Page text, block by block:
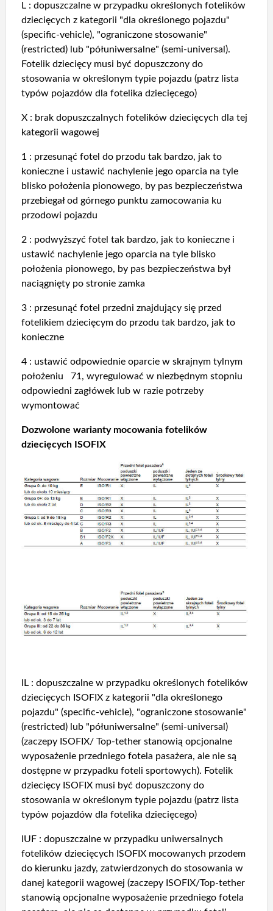
L : dopuszczalne w przypadku określonych fotelików
dziecięcych z kategorii "dla określonego pojazdu"
(specific-vehicle), "ograniczone stosowanie"
(restricted) lub "półuniwersalne" (semi-universal).
Fotelik dziecięcy musi być dopuszczony do
stosowania w określonym typie pojazdu (patrz lista
typów pojazdów dla fotelika dziecięcego)
X : brak dopuszczalnych fotelików dziecięcych dla tej
kategorii wagowej
1 : przesunąć fotel do przodu tak bardzo, jak to
konieczne i ustawić nachylenie jego oparcia na tyle
blisko położenia pionowego, by pas bezpieczeństwa
przebiegał od górnego punktu zamocowania ku
przodowi pojazdu
2 : podwyższyć fotel tak bardzo, jak to konieczne i
ustawić nachylenie jego oparcia na tyle blisko
położenia pionowego, by pas bezpieczeństwa był
naciągnięty po stronie zamka
3 : przesunąć fotel przedni znajdujący się przed
fotelikiem dziecięcym do przodu tak bardzo, jak to
konieczne
4 : ustawić odpowiednie oparcie w skrajnym tylnym
położeniu 71, wyregulować w niezbędnym stopniu
odpowiedni zagłówek lub w razie potrzeby
wymontować
Dozwolone warianty mocowania fotelików
dziecięcych ISOFIX
IL : dopuszczalne w przypadku określonych fotelików
dziecięcych ISOFIX z kategorii "dla określonego
pojazdu" (specific-vehicle), "ograniczone stosowanie"
(restricted) lub "półuniwersalne" (semi-universal)
(zaczepy ISOFIX/ Top-tether stanowią opcjonalne
wyposażenie przedniego fotela pasażera, ale nie są
dostępne w przypadku foteli sportowych). Fotelik
dziecięcy ISOFIX musi być dopuszczony do
stosowania w określonym typie pojazdu (patrz lista
typów pojazdów dla fotelika dziecięcego)
IUF : dopuszczalne w przypadku uniwersalnych
fotelików dziecięcych ISOFIX mocowanych przodem
do kierunku jazdy, zatwierdzonych do stosowania w
danej kategorii wagowej (zaczepy ISOFIX/Top-tether
stanowią opcjonalne wyposażenie przedniego fotela